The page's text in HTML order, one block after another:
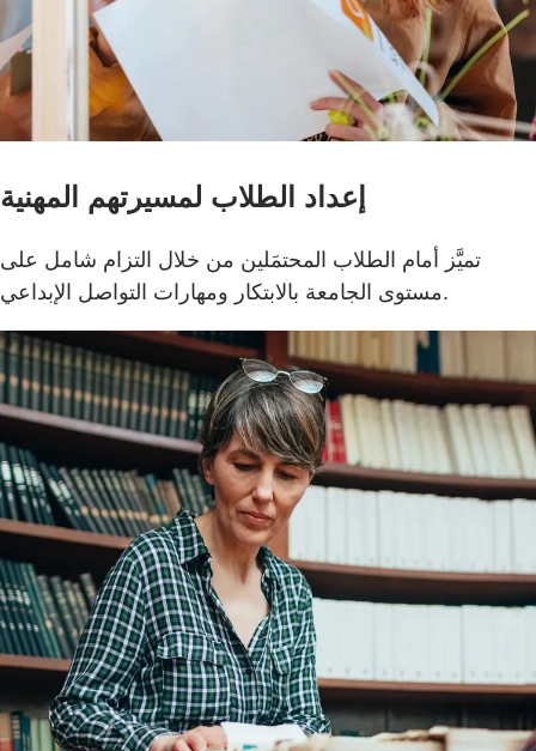
إعداد الطلاب لمسيرتهم المهنية
تميَّز أمام الطلاب المحتمَلين من خلال التزام شامل على
مستوى الجامعة بالابتكار ومهارات التواصل الإبداعي.